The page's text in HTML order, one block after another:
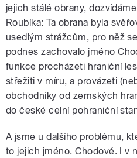
jejich stálé obrany,
Roubíka: Ta obrana byla
usedlým strážcům, pro něž
podnes zachovalo jméno
funkce procházeti hraniční
střežiti v míru, a provázeti
obchodníky od zemských
do české celní pohraniční
A jsme u dalšího problému,
to jejich jméno. Chodové. I v